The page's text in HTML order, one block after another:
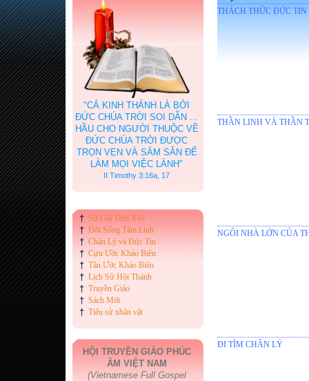
"CẢ KINH THÁNH LÀ BỞI
ĐỨC CHÚA TRỜI SOI DẪN ...
HẦU CHO NGƯỜI THUỘC VỀ
ĐỨC CHÚA TRỜI ĐƯỢC
TRỌN VẸN VÀ SẮM SẴN ĐỂ
LÀM MỌI VIỆC LÀNH"
II Timothy 3:16a, 17
† Sứ Giả Tình Yêu
† Đời Sống Tâm Linh
† Chân Lý và Đức Tin
† Cựu Ước Khảo Biên
† Tân Ước Khảo Biên
† Lịch Sử Hội Thánh
† Truyền Giáo
† Sách Mới
† Tiểu sử nhân vật
HỘI TRUYỀN GIÁO PHÚC
ÂM VIỆT NAM
(Vietnamese Full Gospel
THÁCH THỨC ĐỨC TIN
THẦN LINH VÀ THẦN
NGÔI NHÀ LỚN CỦA
ĐI TÌM CHÂN LÝ